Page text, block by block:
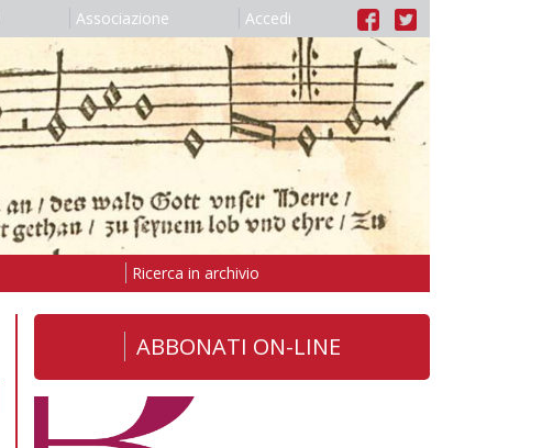
Associazione Accedi
Ricerca in archivio
ABBONATI ON-LINE